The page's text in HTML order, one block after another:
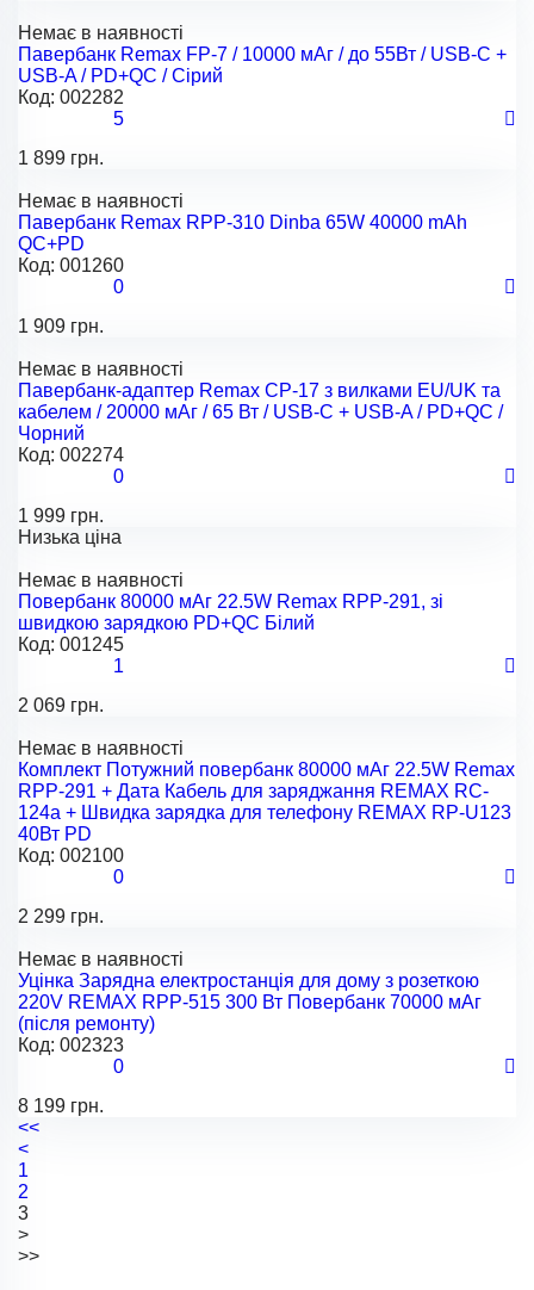
Немає в наявності
Павербанк Remax FP-7 / 10000 мАг / до 55Вт / USB-C +
USB-A / PD+QC / Сірий
Код: 002282
5
1 899 грн.
Немає в наявності
Павербанк Remax RPP-310 Dinba 65W 40000 mAh
QC+PD
Код: 001260
0
1 909 грн.
Немає в наявності
Павербанк-адаптер Remax CP-17 з вилками EU/UK та
кабелем / 20000 мАг / 65 Вт / USB-C + USB-A / PD+QC /
Чорний
Код: 002274
0
1 999 грн.
Низька ціна
Немає в наявності
Повербанк 80000 мАг 22.5W Remax RPP-291, зі
швидкою зарядкою PD+QC Білий
Код: 001245
1
2 069 грн.
Немає в наявності
Комплект Потужний повербанк 80000 мАг 22.5W Remax
RPP-291 + Дата Кабель для заряджання REMAX RC-
124a + Швидка зарядка для телефону REMAX RP-U123
40Вт PD
Код: 002100
0
2 299 грн.
Немає в наявності
Уцінка Зарядна електростанція для дому з розеткою
220V REMAX RPP-515 300 Вт Повербанк 70000 мАг
(після ремонту)
Код: 002323
0
8 199 грн.
<<
<
1
2
3
>
>>